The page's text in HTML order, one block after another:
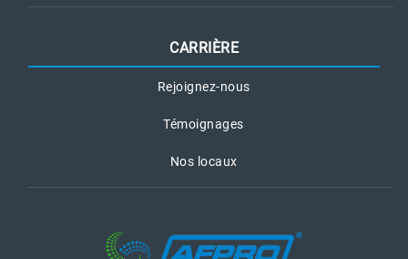
CARRIÈRE
Rejoignez-nous
Témoignages
Nos locaux